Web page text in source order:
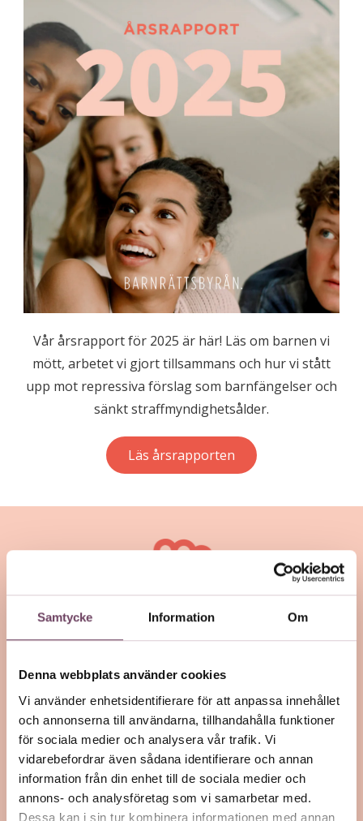
Samtycke Information Om
Denna webbplats använder cookies
Vi använder enhetsidentifierare för att anpassa innehållet
och annonserna till användarna, tillhandahålla funktioner
för sociala medier och analysera vår trafik. Vi
vidarebefordrar även sådana identifierare och annan
information från din enhet till de sociala medier och
annons- och analysföretag som vi samarbetar med.
Dessa kan i sin tur kombinera informationen med annan
Vår årsrapport för 2025 är här! Läs om barnen vi
mött, arbetet vi gjort tillsammans och hur vi stått
upp mot repressiva förslag som barnfängelser och
sänkt straffmyndighetsålder.
Läs årsrapporten
Stöd oss – swisha din gåva till 900 68
00
Bli månadsgivare Ge en företagsgåva